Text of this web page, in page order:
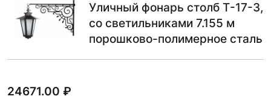
Уличный фонарь столб Т-17-3,
со светильниками 7.155 м
порошково-полимерное сталь
24671.00 ₽